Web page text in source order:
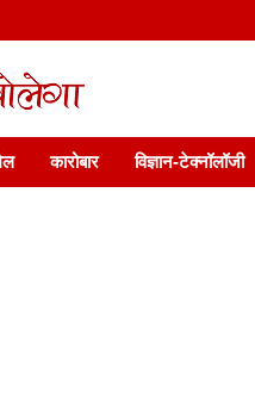
Views, Info, Trends &
कारोबार विज्ञान-टेक्नॉलॉजी